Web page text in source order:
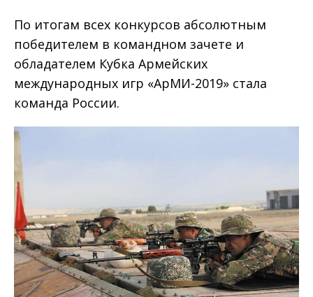
По итогам всех конкурсов абсолютным
победителем в командном зачете и
обладателем Кубка Армейских
международных игр «АрМИ-2019» стала
команда России.